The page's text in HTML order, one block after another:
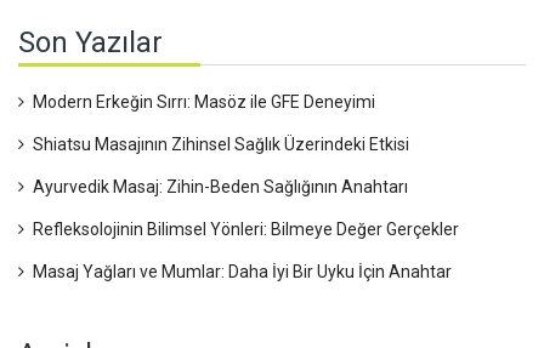
Son Yazılar
Modern Erkeğin Sırrı: Masöz ile GFE Deneyimi
Shiatsu Masajının Zihinsel Sağlık Üzerindeki Etkisi
Ayurvedik Masaj: Zihin-Beden Sağlığının Anahtarı
Refleksolojinin Bilimsel Yönleri: Bilmeye Değer Gerçekler
Masaj Yağları ve Mumlar: Daha İyi Bir Uyku İçin Anahtar